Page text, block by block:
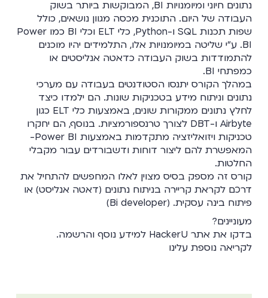
נתונים חיוני ומיומנויות BI, המבוקשות ביותר בשוק
העבודה של היום. התוכנית מכסה מגוון נושאים, כולל
שפות תכנות SQL ו-Python, כלי ELT וכלי BI כמו Power
BI. ע"י שליטה במיומנויות אלו, התלמידים יהיו מוכנים
להתמודדות בשוק העבודה כדאטה אנליסטים או
כמפתחי BI.
במהלך הקורס יתנסו הסטודנטים בעבודה עם מערכי
נתונים וניתוח מידע בטכניקות שונות. הם ילמדו כיצד
לחלץ נתונים ממקורות שונים, באמצעות כלי ELT כגון
Airbyte ו-DBT לצורך טרנספורמציות. בנוסף, הם יחקרו
טכניקות ויזואליזציה מתקדמות באמצעות Power BI-
המאפשרת להם ליצור דוחות ודשבורדים עבור מקבלי
החלטות.
קורס זה מספק בסיס מצוין לאלו המחפשים להתחיל את
דרכם לקראת קריירה בניתוח נתונים (דאטה אנליסט) או
פיתוח בינה עסקית. (Bi developer)
מעוניינים?
בדקו את אתר HackerU
למידע נוסף והרשמה.
לקריאה נוספת עלינו